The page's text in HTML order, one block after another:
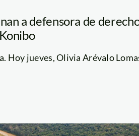
a defensora de
Hoy jueves, Olivia Arévalo